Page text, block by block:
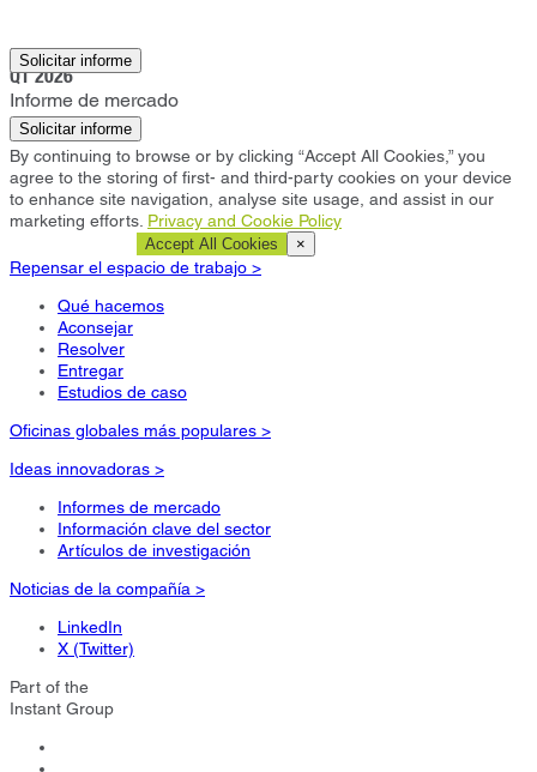
Solicitar informe
Madrid
Q1 2026
Informe de mercado
Solicitar informe
By continuing to browse or by clicking “Accept All Cookies,” you
agree to the storing of first- and third-party cookies on your device
to enhance site navigation, analyse site usage, and assist in our
marketing efforts. Privacy and Cookie Policy
Accept All Cookies ×
Repensar el espacio de trabajo >
Qué hacemos
Aconsejar
Resolver
Entregar
Estudios de caso
Oficinas globales más populares >
Ideas innovadoras >
Informes de mercado
Información clave del sector
Artículos de investigación
Noticias de la compañía >
LinkedIn
X (Twitter)
Part of the
Instant Group